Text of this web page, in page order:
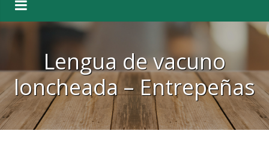
Lengua de vacuno
loncheada – Entrepeñas